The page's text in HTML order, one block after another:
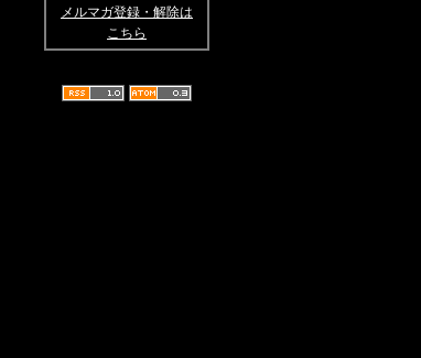
メルマガ登録・解除は
こちら